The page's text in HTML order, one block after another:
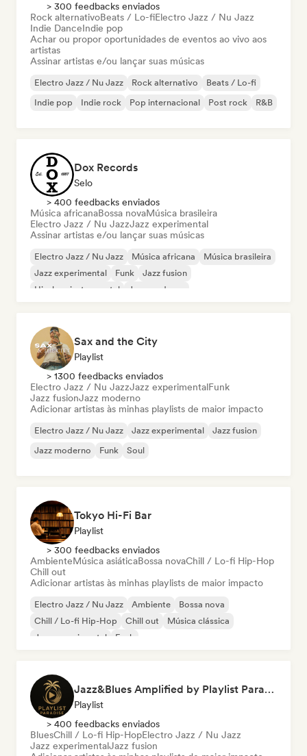
> 300 feedbacks enviados
Rock alternativoBeats / Lo-fiElectro Jazz / Nu Jazz
Indie DanceIndie pop
Achar ou propor oportunidades de eventos ao vivo aos
artistas
Assinar artistas e/ou lançar suas músicas
Electro Jazz / Nu Jazz Rock alternativo
Beats / Lo-fi
Indie pop
Indie rock Pop internacional Post rock R&B
Dox Records
Selo
> 400 feedbacks enviados
Música africanaBossa novaMúsica brasileira
Electro Jazz / Nu JazzJazz experimental
Assinar artistas e/ou lançar suas músicas
Electro Jazz / Nu Jazz Música africana
Música brasileira
Jazz experimental
Funk
Jazz fusion
Hip-hop instrumental
Jazz moderno
Sax and the City
Playlist
> 1300 feedbacks enviados
Electro Jazz / Nu JazzJazz experimentalFunk
Jazz fusionJazz moderno
Adicionar artistas às minhas playlists de maior impacto
Electro Jazz / Nu Jazz Jazz experimental
Jazz fusion
Jazz moderno
Funk Soul
Tokyo Hi-Fi Bar
Playlist
> 300 feedbacks enviados
AmbienteMúsica asiáticaBossa novaChill / Lo-fi Hip-Hop
Chill out
Adicionar artistas às minhas playlists de maior impacto
Electro Jazz / Nu Jazz Ambiente
Bossa nova
Chill / Lo-fi Hip-Hop
Chill out
Música clássica
Jazz experimental
Funk
Jazz&Blues Amplified by Playlist Paradise
Playlist
> 400 feedbacks enviados
BluesChill / Lo-fi Hip-HopElectro Jazz / Nu Jazz
Jazz experimentalJazz fusion